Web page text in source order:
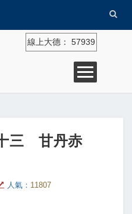
線上大德： 57939
三 甘丹赤
人氣： 11807